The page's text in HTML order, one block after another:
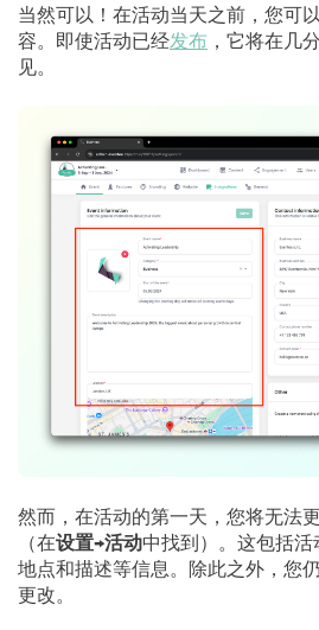
当然可以！在活动当天之前，您可
容。即使活动已经发布 ，它将在几
见。
然而，在活动的第一天，您将无法
（在设置→活动中找到）。这包括活
地点和描述等信息。除此之外，您
更改。